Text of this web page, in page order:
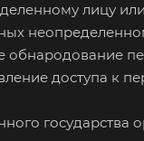
лицу
обнародование
доступа к
государства